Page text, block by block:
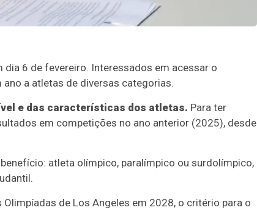
6 de fevereiro. Interessados em acessar o
a atletas de diversas categorias.
e das características dos atletas. Para ter
em competições no ano anterior (2025), desde
atleta olímpico, paralímpico ou surdolímpico,
de Los Angeles em 2028, o critério para o